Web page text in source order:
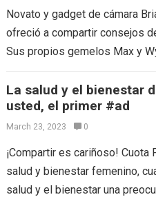
Novato y gadget de cámara
ofreció a compartir consejos
Sus propios gemelos Max y
La salud y el bienestar
usted, el primer #ad
March 23, 2023 0
¡Compartir es cariñoso! Cuota
salud y bienestar femenino,
salud y el bienestar una